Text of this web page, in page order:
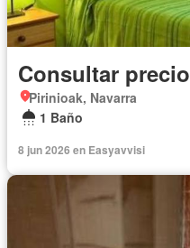
Consultar precio
Pirinioak, Navarra
1 Baño
8 jun 2026 en Easyavvisi